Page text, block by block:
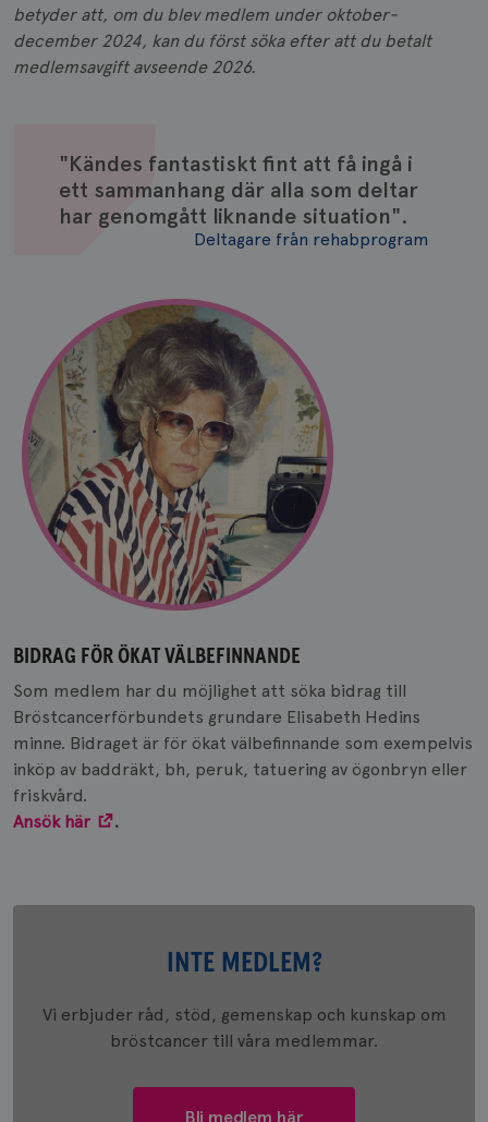
betyder att, om du blev medlem under oktober-
december 2024, kan du först söka efter att du betalt
medlemsavgift avseende 2026.
"Kändes fantastiskt fint att få ingå i
ett sammanhang där alla som deltar
har genomgått liknande situation".
Deltagare från rehabprogram
BIDRAG FÖR ÖKAT VÄLBEFINNANDE
Som medlem har du möjlighet att söka bidrag till
Bröstcancerförbundets grundare Elisabeth Hedins
minne. Bidraget är för ökat välbefinnande som exempelvis
inköp av baddräkt, bh, peruk, tatuering av ögonbryn eller
friskvård.
Ansök här
.
INTE MEDLEM?
Vi erbjuder råd, stöd, gemenskap och kunskap om
bröstcancer till våra medlemmar.
Bli medlem här